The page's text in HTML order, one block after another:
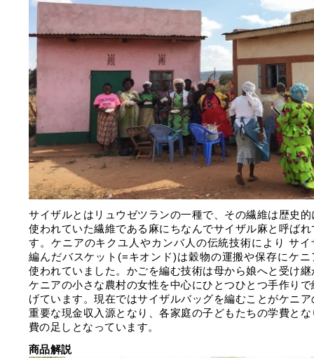
サイザルとはリュウゼツランの一種で、その繊維は歴史
使われていた繊維である麻にちなんでサイザル麻と呼ば
す。ケニアのキクユ人やカンバ人の伝統技術により サイ
編んだバスケット(=キオンド)は穀物の運搬や保存にケニ
使われていました。かごを編む技術は母から娘へと受け
ケニアの小さな農村の女性を中心にひとつひとつ手作り
げています。現在ではサイザルバッグを編むことがケニ
重要な現金収入源となり、各家庭の子どもたちの学費と
費の足しとなっています。
商品解説